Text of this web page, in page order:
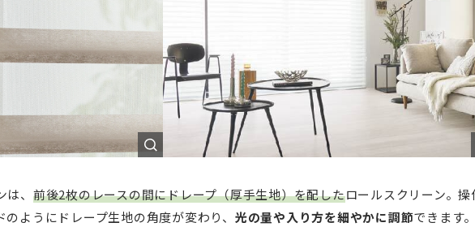
、 前後2枚のレースの間にドレープ（厚手生地）を配したロールスクリーン。操
ようにドレープ生地の角度が変わり、 光の量や入り方を細やかに調節できます